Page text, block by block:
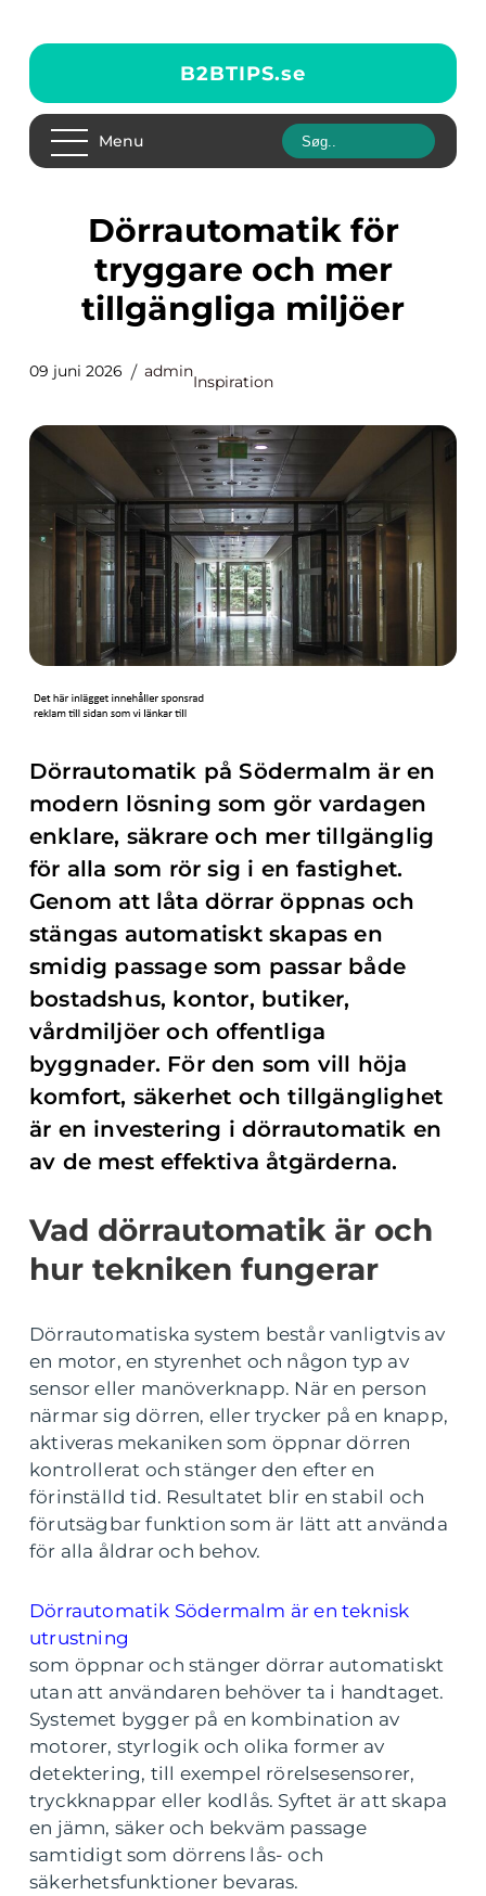
B2BTIPS.se
Menu
Dörrautomatik för
tryggare och mer
tillgängliga miljöer
09 juni 2026 admin
Inspiration
Dörrautomatik på Södermalm är en
modern lösning som gör vardagen
enklare, säkrare och mer tillgänglig
för alla som rör sig i en fastighet.
Genom att låta dörrar öppnas och
stängas automatiskt skapas en
smidig passage som passar både
bostadshus, kontor, butiker,
vårdmiljöer och offentliga
byggnader. För den som vill höja
komfort, säkerhet och tillgänglighet
är en investering i dörrautomatik en
av de mest effektiva åtgärderna.
Vad dörrautomatik är och
hur tekniken fungerar
Dörrautomatiska system består vanligtvis av
en motor, en styrenhet och någon typ av
sensor eller manöverknapp. När en person
närmar sig dörren, eller trycker på en knapp,
aktiveras mekaniken som öppnar dörren
kontrollerat och stänger den efter en
förinställd tid. Resultatet blir en stabil och
förutsägbar funktion som är lätt att använda
för alla åldrar och behov.
Dörrautomatik Södermalm är en teknisk
utrustning
som öppnar och stänger dörrar automatiskt
utan att användaren behöver ta i handtaget.
Systemet bygger på en kombination av
motorer, styrlogik och olika former av
detektering, till exempel rörelsesensorer,
tryckknappar eller kodlås. Syftet är att skapa
en jämn, säker och bekväm passage
samtidigt som dörrens lås- och
säkerhetsfunktioner bevaras.